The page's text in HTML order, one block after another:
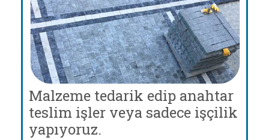
Malzeme tedarik edip anahtar
teslim işler veya sadece işçilik
yapıyoruz.